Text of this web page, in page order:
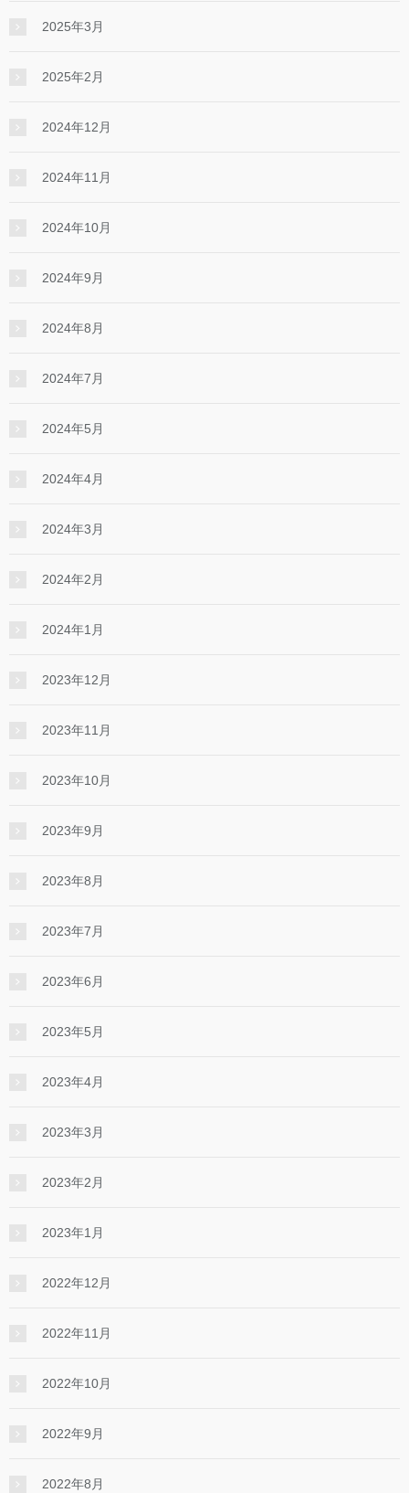
2025年3月
2025年2月
2024年12月
2024年11月
2024年10月
2024年9月
2024年8月
2024年7月
2024年5月
2024年4月
2024年3月
2024年2月
2024年1月
2023年12月
2023年11月
2023年10月
2023年9月
2023年8月
2023年7月
2023年6月
2023年5月
2023年4月
2023年3月
2023年2月
2023年1月
2022年12月
2022年11月
2022年10月
2022年9月
2022年8月